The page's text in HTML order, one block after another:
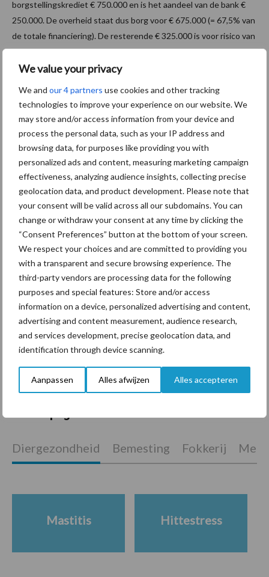
We value your privacy
We and our 4 partners use cookies and other tracking
technologies to improve your experience on our website. We
may store and/or access information from your device and
process the personal data, such as your IP address and
browsing data, for purposes like providing you with
personalized ads and content, measuring marketing campaign
effectiveness, analyzing audience insights, collecting precise
geolocation data, and product development. Please note that
your consent will be valid across all our subdomains. You can
change or withdraw your consent at any time by clicking the
“Consent Preferences” button at the bottom of your screen.
We respect your choices and are committed to providing you
with a transparent and secure browsing experience. The
third-party vendors are processing data for the following
purposes and special features: Store and/or access
information on a device, personalized advertising and content,
advertising and content measurement, audience research,
and services development, precise geolocation data, and
identification through device scanning.
Aanpassen Alles afwijzen Alles accepteren
borgstellingskrediet € 750.000 en is het aandeel van de bank €
250.000. De overheid staat dus borg voor € 675.000 (= 67,5% van
de totale financiering). De resterende € 325.000 is voor risico van
de bank, waarvoor aanvullende zekerheden beschikbaar dienen
te zijn. Normaal gesproken moet de ondernemer € 75.000
bron:abab.nl
Aanbevolen voor jou!
Grondstoffenmarkt blijft
grillig: droogte en
geopolitiek houden handel
in de greep
De speenhuid: een vaak
onderschatte risicofactor
voor mastitis
ForFarmers ziet volume en
marktaandeel groeien in
krimpende Nederlandse
Diergezondheid Bemesting Fokkerij
Mastitis Hittestress